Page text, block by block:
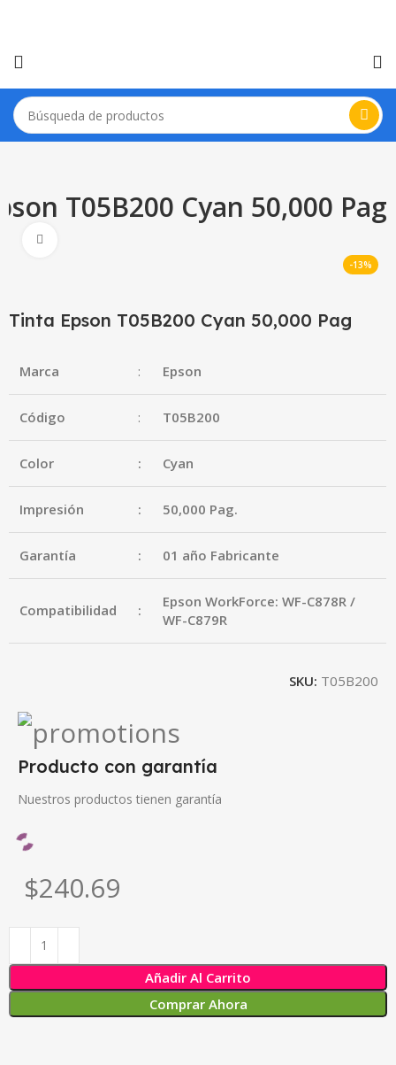
T05B200 Cyan 50,000 Pag
-13%
Tinta Epson T05B200 Cyan 50,000 Pag
Marca : Epson
Código : T05B200
Color : Cyan
Impresión : 50,000 Pag.
Garantía : 01 año Fabricante
Compatibilidad :
Epson WorkForce: WF-C878R /
WF-C879R
SKU: T05B200
Producto con garantía
Nuestros productos tienen garantía
$240.69
Añadir Al Carrito
Comprar Ahora